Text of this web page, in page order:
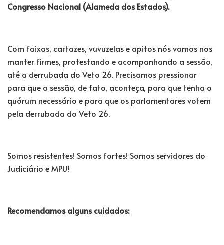
Congresso Nacional (Alameda dos Estados).
Com faixas, cartazes, vuvuzelas e apitos nós vamos nos
manter firmes, protestando e acompanhando a sessão,
até a derrubada do Veto 26. Precisamos pressionar
para que a sessão, de fato, aconteça, para que tenha o
quórum necessário e para que os parlamentares votem
pela derrubada do Veto 26.
Somos resistentes! Somos fortes! Somos servidores do
Judiciário e MPU!
Recomendamos alguns cuidados: